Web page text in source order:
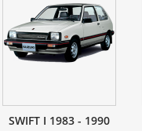
SWIFT I 1983 - 1990